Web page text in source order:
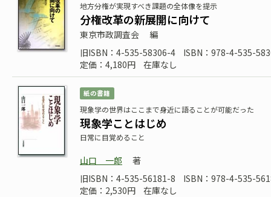
地方分権が実現すべき課題の全体像を提示
分権改革の新展開に向けて
東京市政調査会
編
旧ISBN：4-535-58306-4
ISBN：978-4-535-
定価：4,180円
在庫なし
紙の書籍
現象学の世界はここまで身近に語ることが可能だった
現象学ことはじめ
日常に目覚めること
山口 一郎
著
旧ISBN：4-535-56181-8
ISBN：978-4-535-
定価：2,530円
在庫なし